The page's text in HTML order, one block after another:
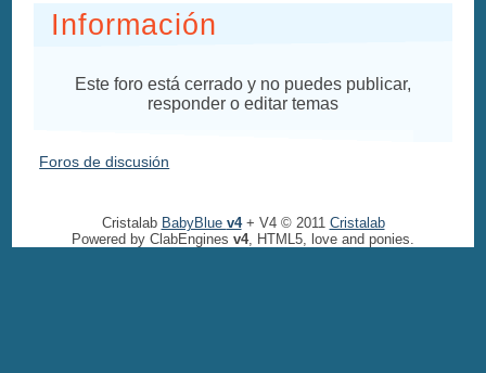
Información
Este foro está cerrado y no puedes publicar,
responder o editar temas
Foros de discusión
Cristalab BabyBlue v4+ V4 © 2011 Cristalab
Powered by ClabEngines v4, HTML5, love and ponies.